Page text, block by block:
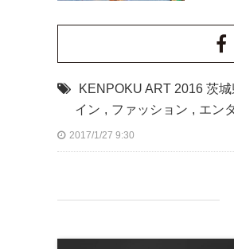
KENPOKU ART 2016 茨
イン , ファッション , エン
2017/1/27 9:30